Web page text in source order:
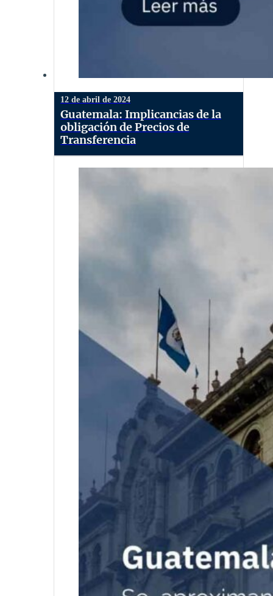
12 de abril de 2024
Guatemala: Implicancias de la
obligación de Precios de
Transferencia